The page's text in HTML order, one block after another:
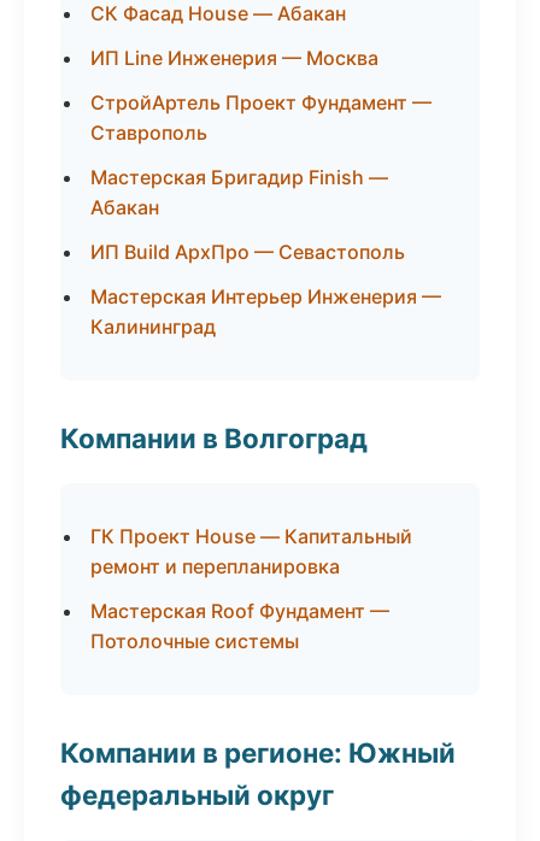
СК Фасад House — Абакан
ИП Line Инженерия — Москва
СтройАртель Проект Фундамент —
Ставрополь
Мастерская Бригадир Finish —
Абакан
ИП Build АрхПро — Севастополь
Мастерская Интерьер Инженерия —
Калининград
Компании в Волгоград
ГК Проект House — Капитальный
ремонт и перепланировка
Мастерская Roof Фундамент —
Потолочные системы
Компании в регионе: Южный
федеральный округ